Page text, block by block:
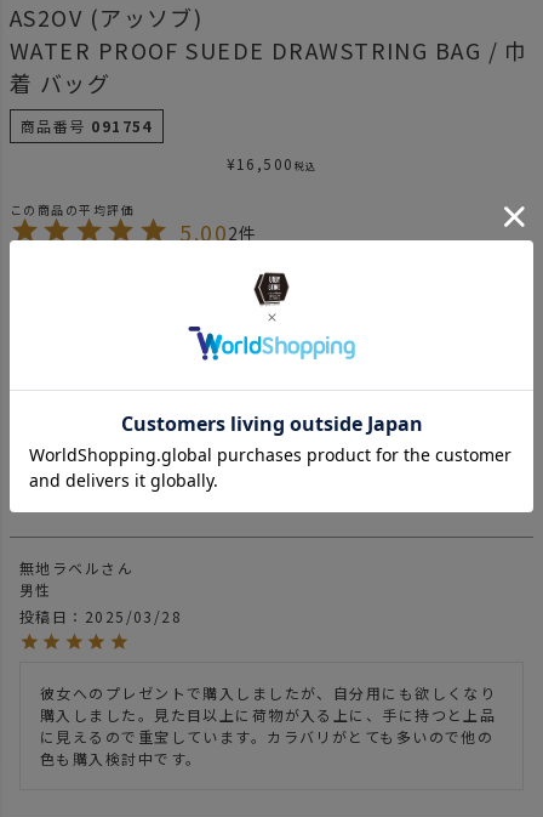
AS2OV (アッソブ)
WATER PROOF SUEDE DRAWSTRING BAG / 巾
着 バッグ
商品番号 091754
¥16,500 税込
5.002
1-2 件表示
彼女にプレゼントしたのですが、大きさもデザイン等もかなり
満足してもらいました。
無地ラベル
男性
投稿日
2025/03/28
彼女へのプレゼントで購入しましたが、自分用にも欲しくなり
購入しました。見た目以上に荷物が入る上に、手に持つと上品
に見えるので重宝しています。カラバリがとても多いので他の